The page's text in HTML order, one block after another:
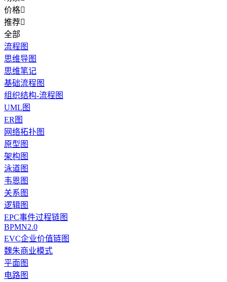
价格
推荐
全部
流程图
思维导图
思维笔记
基础流程图
组织结构-流程图
UML图
ER图
网络拓扑图
原型图
架构图
泳道图
韦恩图
关系图
逻辑图
EPC事件过程链图
BPMN2.0
EVC企业价值链图
魏朱商业模式
平面图
电路图